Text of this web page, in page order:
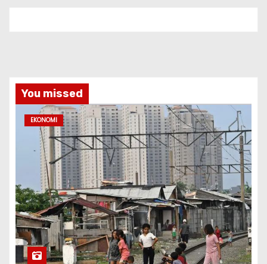
You missed
EKONOMI